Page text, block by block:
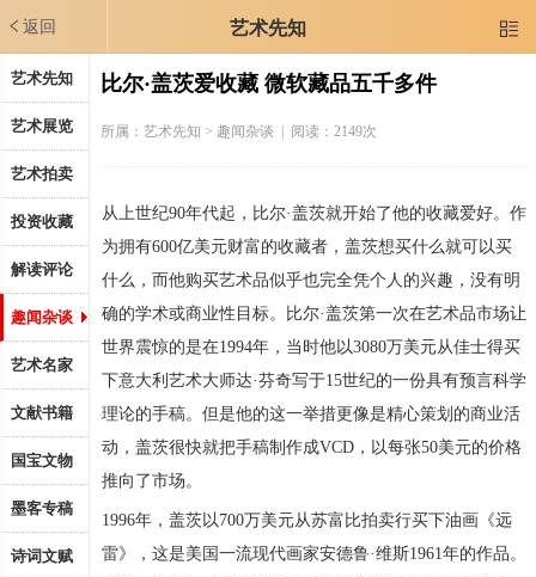
返回 艺术先知 
艺术先知
艺术展览
艺术拍卖
投资收藏
解读评论
趣闻杂谈
艺术名家
文献书籍
国宝文物
墨客专稿
诗词文赋
比尔·盖茨爱收藏 微软藏品五千多件
所属：艺术先知 > 趣闻杂谈 | 阅读：2149次
从上世纪90年代起，比尔·盖茨就开始了他的收藏爱好。作
为拥有600亿美元财富的收藏者，盖茨想买什么就可以买
什么，而他购买艺术品似乎也完全凭个人的兴趣，没有明
确的学术或商业性目标。比尔·盖茨第一次在艺术品市场让
世界震惊的是在1994年，当时他以3080万美元从佳士得买
下意大利艺术大师达·芬奇写于15世纪的一份具有预言科学
理论的手稿。但是他的这一举措更像是精心策划的商业活
动，盖茨很快就把手稿制作成VCD，以每张50美元的价格
推向了市场。
1996年，盖茨以700万美元从苏富比拍卖行买下油画《远
雷》，这是美国一流现代画家安德鲁·维斯1961年的作品。